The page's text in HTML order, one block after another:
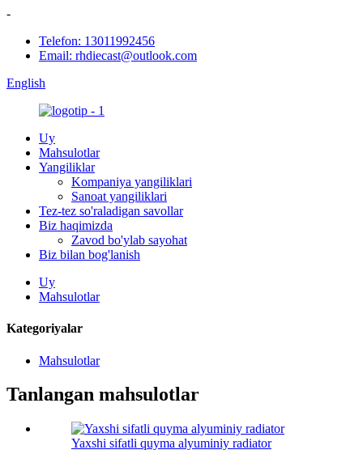
-
Telefon: 13011992456
Email: rhdiecast@outlook.com
English
Uy
Mahsulotlar
Yangiliklar
Kompaniya yangiliklari
Sanoat yangiliklari
Tez-tez so'raladigan savollar
Biz haqimizda
Zavod bo'ylab sayohat
Biz bilan bog'lanish
Uy
Mahsulotlar
Kategoriyalar
Mahsulotlar
Tanlangan mahsulotlar
Yaxshi sifatli quyma alyuminiy radiator